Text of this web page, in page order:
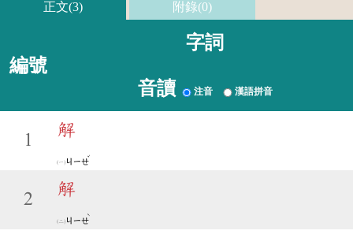
正文(3) 附錄(0)
編號
字詞
音讀 注音 漢語拼音
1
解
ㄐㄧㄝ
ˇ
2
解
ㄐㄧㄝ
ˋ